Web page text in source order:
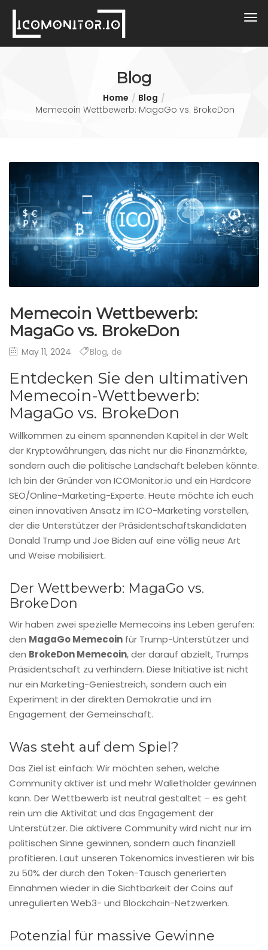
Blog
Home
Blog
Memecoin Wettbewerb: MagaGo vs. BrokeDon
Memecoin Wettbewerb:
MagaGo vs. BrokeDon
May 11, 2024 Blog, de
Entdecken Sie den ultimativen
Memecoin-Wettbewerb:
MagaGo vs. BrokeDon
Willkommen zu einem spannenden Kapitel in der Welt
der Kryptowährungen, das nicht nur die Finanzmärkte,
sondern auch die politische Landschaft beleben könnte.
Ich bin der Gründer von ICOMonitor.io und ein Hardcore
SEO/Online-Marketing-Experte. Heute möchte ich euch
einen innovativen Ansatz im ICO-Marketing vorstellen,
der die Unterstützer der Präsidentschaftskandidaten
Donald Trump und Joe Biden auf eine völlig neue Art
und Weise mobilisiert.
Der Wettbewerb: MagaGo vs.
BrokeDon
Wir haben zwei spezielle Memecoins ins Leben gerufen:
den MagaGo Memecoin für Trump-Unterstützer und
den BrokeDon Memecoin, der darauf abzielt, Trumps
Präsidentschaft zu verhindern. Diese Initiative ist nicht
nur ein Marketing-Geniestreich, sondern auch ein
Experiment in der direkten Demokratie und im
Engagement der Gemeinschaft.
Was steht auf dem Spiel?
Das Ziel ist einfach: Wir möchten sehen, welche
Community aktiver ist und mehr Walletholder gewinnen
kann. Der Wettbewerb ist neutral gestaltet – es geht
rein um die Aktivität und das Engagement der
Unterstützer. Die aktivere Community wird nicht nur im
politischen Sinne gewinnen, sondern auch finanziell
profitieren. Laut unseren Tokenomics investieren wir bis
zu 50% der durch den Token-Tausch generierten
Einnahmen wieder in die Sichtbarkeit der Coins auf
unregulierten Web3- und Blockchain-Netzwerken.
Potenzial für massive Gewinne